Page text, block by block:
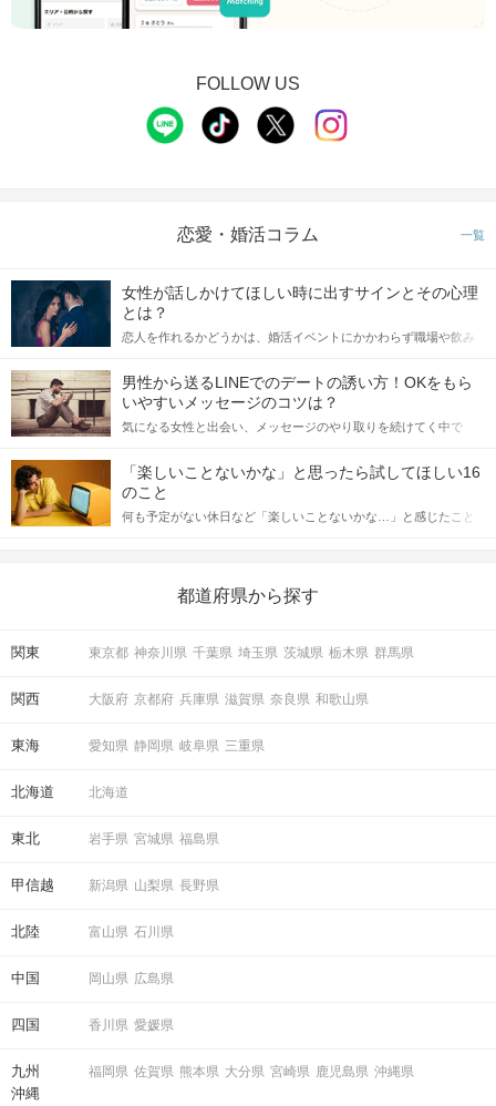
FOLLOW US
恋愛・婚活コラム 一覧
女性が話しかけてほしい時に出すサインとその心理
とは？
恋人を作れるかどうかは、婚活イベントにかかわらず職場や飲み
てアプローチできるかにも左右されます。 これから恋人作りを本
格的に始めようとしている方は、女性が異性を求めて出すサイン
をしっかりと理解し、正しい行動に移せるかどうかが重要。 この
記事では、女性が話しかけて欲しい時に出すサインとその心理を
合にどのような行動に繋げるべきかをご紹介していきます。
男性から送るLINEでのデートの誘い方！OKをもら
いやすいメッセージのコツは？
気になる女性と出会い、メッセージのやり取りを続けてく中で
しかし、中には「どう誘ったらいいの？」とお困りの男性もいら
っしゃるのではないでしょうか。 そこで今回は、男性から女性へ
送るLINEでのデートの誘い方のコツをご紹介します。例文も混じ
えながら解説するので、ぜひ参考にしてください。
「楽しいことないかな」と思ったら試してほしい16
のこと
何も予定がない休日など「楽しいことないかな…」と感じたこと
の楽しいことアイデアを集めました♪ いままさに楽しいことを探し
都道府県から探す
関東 東京都 神奈川県 千葉県 埼玉県 茨城県 栃木県 群馬県
関西 大阪府 京都府 兵庫県 滋賀県 奈良県 和歌山県
東海 愛知県 静岡県 岐阜県 三重県
北海道 北海道
東北 岩手県 宮城県 福島県
甲信越 新潟県 山梨県 長野県
北陸 富山県 石川県
中国 岡山県 広島県
四国 香川県 愛媛県
九州
沖縄
福岡県 佐賀県 熊本県 大分県 宮崎県 鹿児島県 沖縄県